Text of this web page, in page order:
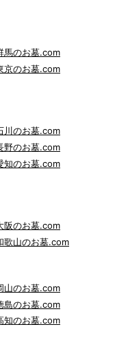
馬のお墓.com
京のお墓.com
川のお墓.com
野のお墓.com
知のお墓.com
阪のお墓.com
歌山のお墓.com
山のお墓.com
島のお墓.com
知のお墓.com